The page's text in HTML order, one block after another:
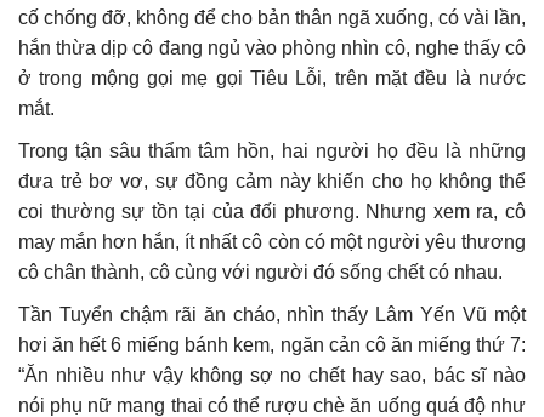
cố chống đỡ, không để cho bản thân ngã xuống, có vài lần,
hắn thừa dịp cô đang ngủ vào phòng nhìn cô, nghe thấy cô
ở trong mộng gọi mẹ gọi Tiêu Lỗi, trên mặt đều là nước
mắt.
Trong tận sâu thẩm tâm hồn, hai người họ đều là những
đưa trẻ bơ vơ, sự đồng cảm này khiến cho họ không thể
coi thường sự tồn tại của đối phương. Nhưng xem ra, cô
may mắn hơn hắn, ít nhất cô còn có một người yêu thương
cô chân thành, cô cùng với người đó sống chết có nhau.
Tần Tuyển chậm rãi ăn cháo, nhìn thấy Lâm Yến Vũ một
hơi ăn hết 6 miếng bánh kem, ngăn cản cô ăn miếng thứ 7:
“Ăn nhiều như vậy không sợ no chết hay sao, bác sĩ nào
nói phụ nữ mang thai có thể rượu chè ăn uống quá độ như